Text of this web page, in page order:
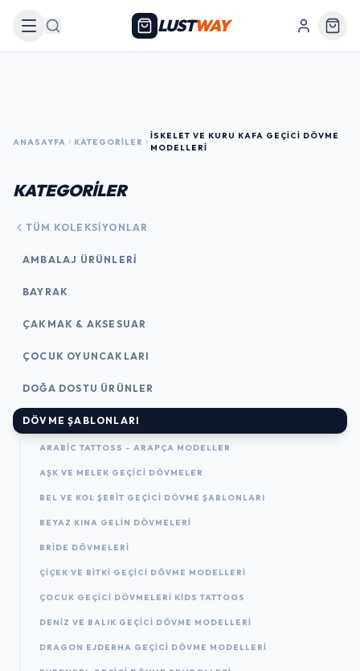
Arama LUSTWAY
ANASAYFA KATEGORILER
İSKELET VE KURU KAFA GEÇICI DÖVME
MODELLERI
KATEGORİLER
TÜM KOLEKSIYONLAR
AMBALAJ ÜRÜNLERI
BAYRAK
ÇAKMAK & AKSESUAR
ÇOCUK OYUNCAKLARI
DOĞA DOSTU ÜRÜNLER
DÖVME ŞABLONLARI
ARABIC TATTOSS - ARAPÇA MODELLER
AŞK VE MELEK GEÇICI DÖVMELER
BEL VE KOL ŞERIT GEÇICI DÖVME ŞABLONLARI
BEYAZ KINA GELIN DÖVMELERI
BRIDE DÖVMELERI
ÇIÇEK VE BITKI GEÇICI DÖVME MODELLERI
ÇOCUK GEÇICI DÖVMELERI KIDS TATTOOS
DENIZ VE BALIK GEÇICI DÖVME MODELLERI
DRAGON EJDERHA GEÇICI DÖVME MODELLERI